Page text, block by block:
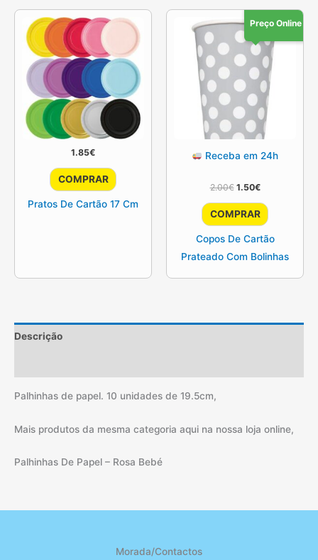
1.85€
COMPRAR
This
product
has
options
page
Pratos De Cartão 17 Cm
Preço Online
Receba em 24h
2.00€ O
original
era:
1.50€O
atual
é:
COMPRAR
Copos De Cartão
Prateado Com Bolinhas
Descrição
Palhinhas de papel. 10 unidades de 19.5cm,
Mais produtos da mesma categoria aqui na nossa loja online,
Palhinhas De Papel – Rosa Bebé
Morada/Contactos